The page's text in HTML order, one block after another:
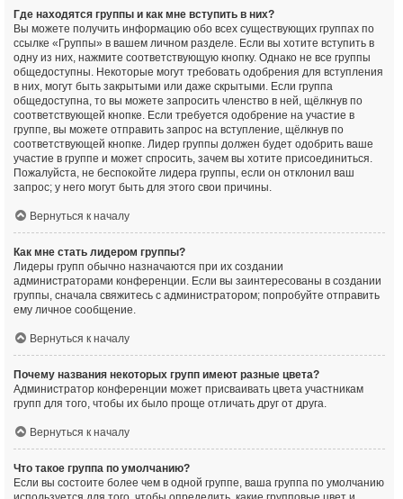
Где находятся группы и как мне вступить в них?
Вы можете получить информацию обо всех существующих группах по
ссылке «Группы» в вашем личном разделе. Если вы хотите вступить в
одну из них, нажмите соответствующую кнопку. Однако не все группы
общедоступны. Некоторые могут требовать одобрения для вступления
в них, могут быть закрытыми или даже скрытыми. Если группа
общедоступна, то вы можете запросить членство в ней, щёлкнув по
соответствующей кнопке. Если требуется одобрение на участие в
группе, вы можете отправить запрос на вступление, щёлкнув по
соответствующей кнопке. Лидер группы должен будет одобрить ваше
участие в группе и может спросить, зачем вы хотите присоединиться.
Пожалуйста, не беспокойте лидера группы, если он отклонил ваш
запрос; у него могут быть для этого свои причины.
Вернуться к началу
Как мне стать лидером группы?
Лидеры групп обычно назначаются при их создании
администраторами конференции. Если вы заинтересованы в создании
группы, сначала свяжитесь с администратором; попробуйте отправить
ему личное сообщение.
Вернуться к началу
Почему названия некоторых групп имеют разные цвета?
Администратор конференции может присваивать цвета участникам
групп для того, чтобы их было проще отличать друг от друга.
Вернуться к началу
Что такое группа по умолчанию?
Если вы состоите более чем в одной группе, ваша группа по умолчанию